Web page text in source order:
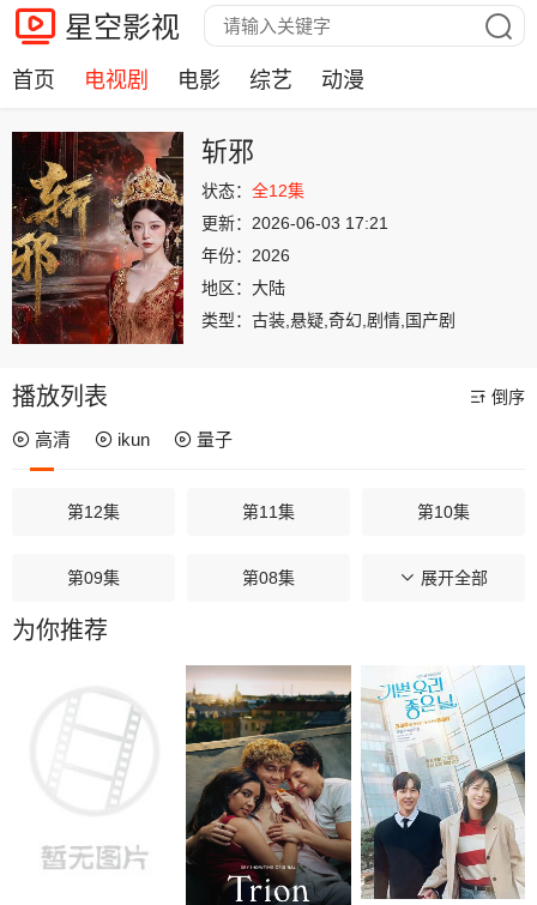
星空影视
首页 电视剧 电影 综艺 动漫
斩邪
状态： 全12集
更新： 2026-06-03 17:21
年份： 2026
地区： 大陆
类型： 古装,悬疑,奇幻,剧情,国产剧
播放列表 倒序
高清 ikun 量子
第12集 第11集 第10集
第09集 第08集 第07集
第06集
第02集 第01集
展开全部
为你推荐